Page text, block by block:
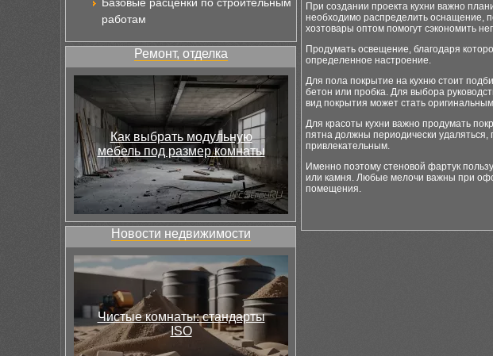
работам
Ремонт, отделка
Как выбрать модульную
мебель под размер комнаты
Новости недвижимости
Чистые комнаты: стандарты
ISO
При создании проекта кухни важно
необходимо распределить оснащение,
хозтовары оптом помогут сэкономить
Продумать освещение, благодаря
определенное настроение.
Для пола покрытие на кухню стоит
бетон или пробка. Для выбора
вид покрытия может стать
Для красоты кухни важно продумать
пятна должны периодически
привлекательным.
Именно поэтому стеновой фартук
или камня. Любые мелочи важны при
помещения.